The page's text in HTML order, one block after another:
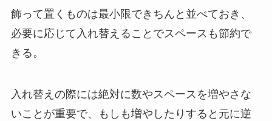
飾って置くものは最小限できちんと並べておき、
必要に応じて入れ替えることでスペースも節約で
きる。
入れ替えの際には絶対に数やスペースを増やさな
いことが重要で、もしも増やしたりすると元に逆